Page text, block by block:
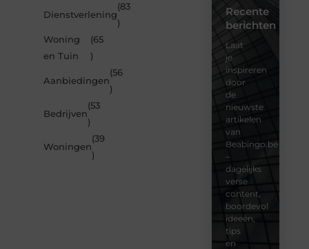
Dienstverlening
(83
)
Woning
en Tuin
(65
)
Aanbiedingen
(56
)
Bedrijven
(53
)
Woningen
(39
)
Recente
berichten
Laat
je
inspireren
door
de
nieuwste
artikelen
van
Beabingo.be
–
dagelijks
verse
content,
boordevol
ideeën,
tips
en